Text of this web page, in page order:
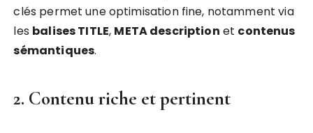
clés permet une optimisation fine, notamment via
les balises TITLE, META description et contenus
sémantiques.
2. Contenu riche et pertinent